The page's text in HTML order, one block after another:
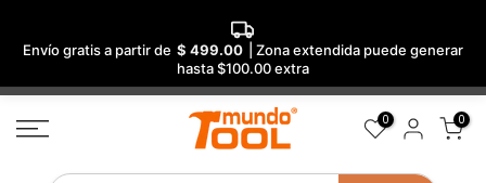
Envío gratis a partir de $ 499.00
| Zona extendida puede generar
hasta $100.00 extra
Saltar
al
0 0